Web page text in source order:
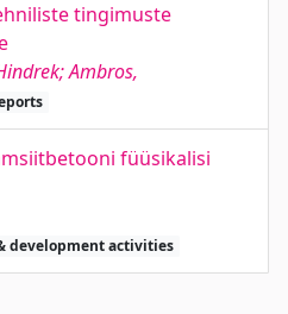
tingimuste
Ambros,
füüsikalisi
development activities